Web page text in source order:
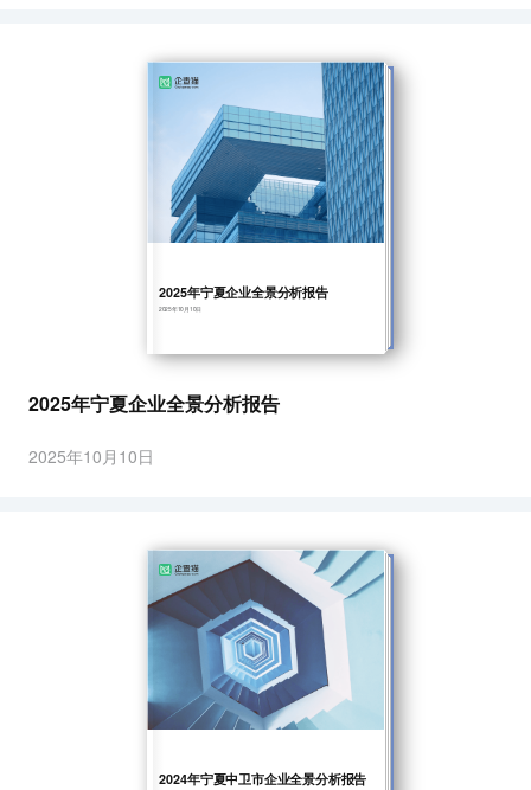
2025年宁夏企业全景分析报告
2025年10月10日
2025年宁夏企业全景分析报告
2025年10月10日
2024年宁夏中卫市企业全景分析报告